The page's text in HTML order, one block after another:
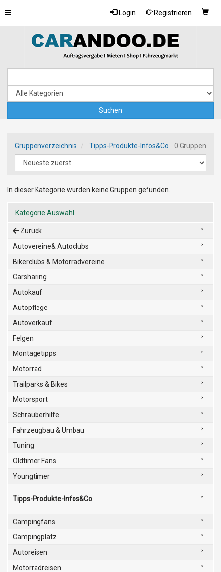
Login Registrieren
Toggle
navigation
Gruppenverzeichnis Tipps-Produkte-Infos&Co 0 Gruppen
In dieser Kategorie wurden keine Gruppen gefunden.
Kategorie Auswahl
Zurück
Autovereine& Autoclubs
Bikerclubs & Motorradvereine
Carsharing
Autokauf
Autopflege
Autoverkauf
Felgen
Montagetipps
Motorrad
Trailparks & Bikes
Motorsport
Schrauberhilfe
Fahrzeugbau & Umbau
Tuning
Oldtimer Fans
Youngtimer
Tipps-Produkte-Infos&Co
Campingfans
Campingplatz
Autoreisen
Motorradreisen